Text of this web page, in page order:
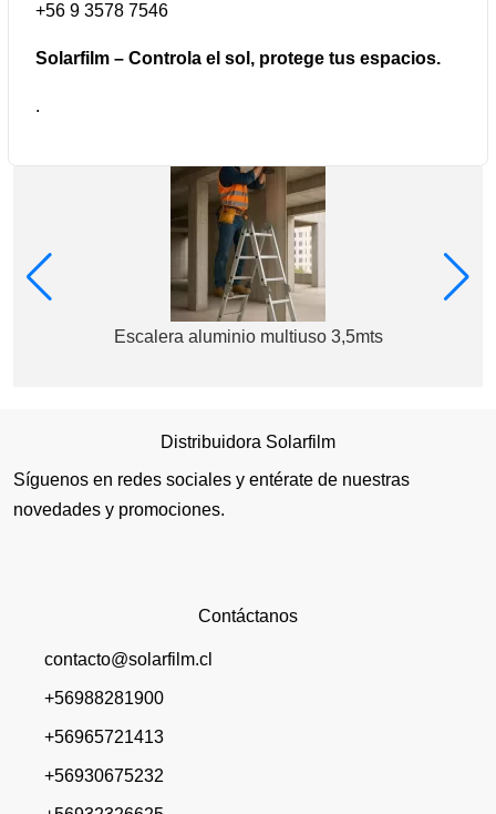
+56 9 3578 7546
Solarfilm – Controla el sol, protege tus espacios.
.
Escalera aluminio multiuso 3,5mts
Distribuidora Solarfilm
Síguenos en redes sociales y entérate de nuestras
novedades y promociones.
Contáctanos
contacto@solarfilm.cl
+56988281900
+56965721413
+56930675232